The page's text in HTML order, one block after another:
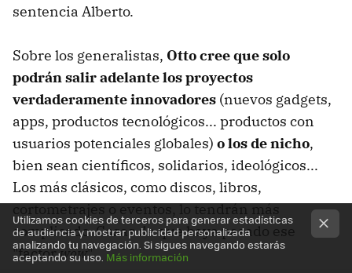
sentencia Alberto.
Sobre los generalistas, Otto cree que solo
podrán salir adelante los proyectos
verdaderamente innovadores (nuevos gadgets,
apps, productos tecnológicos... productos con
usuarios potenciales globales) o los de nicho,
bien sean científicos, solidarios, ideológicos...
Los más clásicos, como discos, libros,
cortometrajes o eventos, lo tendrán más
complicado. Cosas de que haya pasado ese
"factorwow".
Utilizamos cookies de terceros para generar estadísticas
de audiencia y mostrar publicidad personalizada
analizando tu navegación. Si sigues navegando estarás
aceptando su uso. Más información